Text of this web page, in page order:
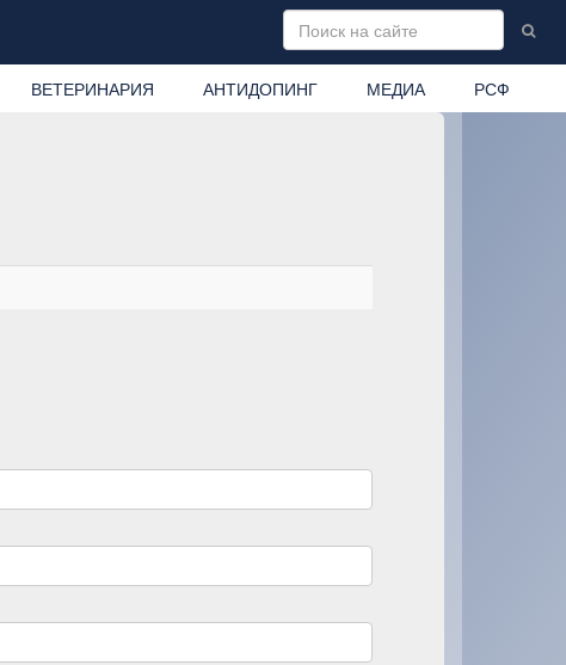
ВЕТЕРИНАРИЯ АНТИДОПИНГ МЕДИА РСФ